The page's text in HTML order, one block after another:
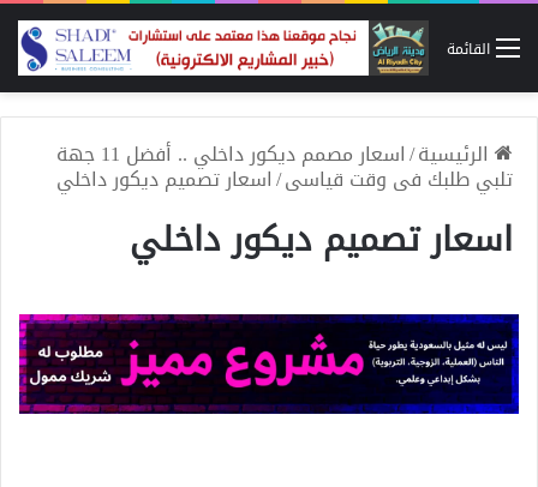
القائمة
الرئيسية/ اسعار مصمم ديكور داخلي .. أفضل 11 جهة
تلبي طلبك فى وقت قياسى/اسعار تصميم ديكور داخلي
اسعار تصميم ديكور داخلي